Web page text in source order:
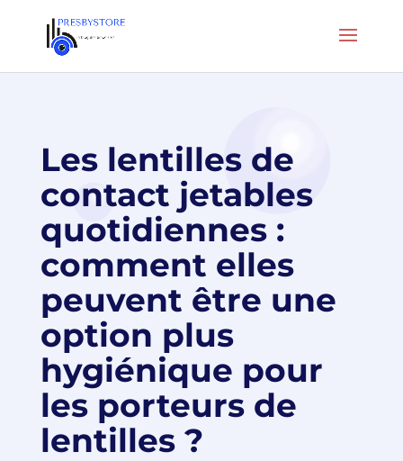
Les lentilles de
contact jetables
quotidiennes :
comment elles
peuvent être une
option plus
hygiénique pour
les porteurs de
lentilles ?